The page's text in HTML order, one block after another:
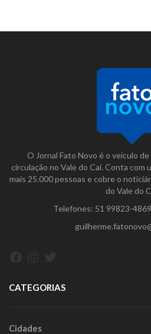
O Jornal Fato Novo é o veículo
circulação no Vale do Caí. Conta com
mais 25.000 pessoas e cobre o
do Vale do
Telefones: 51 99823-4869
CATEGORIAS
Cidades